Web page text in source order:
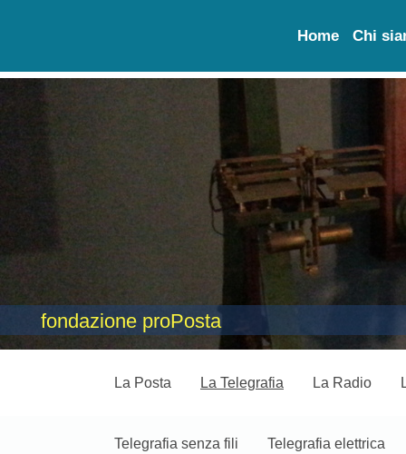
Home Chi
fondazione proPosta
La Posta La Telegrafia La Radio
Telegrafia senza fili Telegrafia elettrica